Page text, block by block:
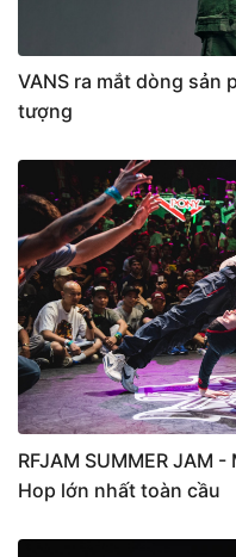
VANS ra mắt dòng sản
tượng
RFJAM SUMMER JAM
Hop lớn nhất toàn cầu